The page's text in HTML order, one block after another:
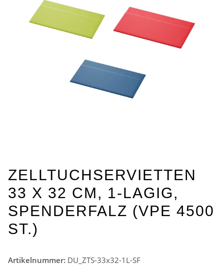
ZELLTUCHSERVIETTEN
33 X 32 CM, 1-LAGIG,
SPENDERFALZ (VPE 4500
ST.)
Artikelnummer: DU_ZTS-33x32-1L-SF